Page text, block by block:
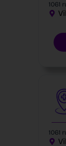
1061
1061